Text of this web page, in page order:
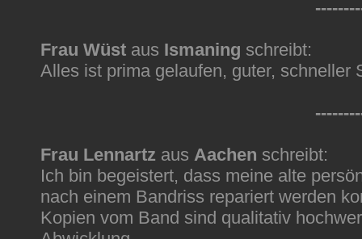
Frau Wüst aus Ismaning schreibt:
Alles ist prima gelaufen, guter, schneller
Frau Lennartz aus Aachen schreibt:
Ich bin begeistert, dass meine alte
nach einem Bandriss repariert werden
Kopien vom Band sind qualitativ